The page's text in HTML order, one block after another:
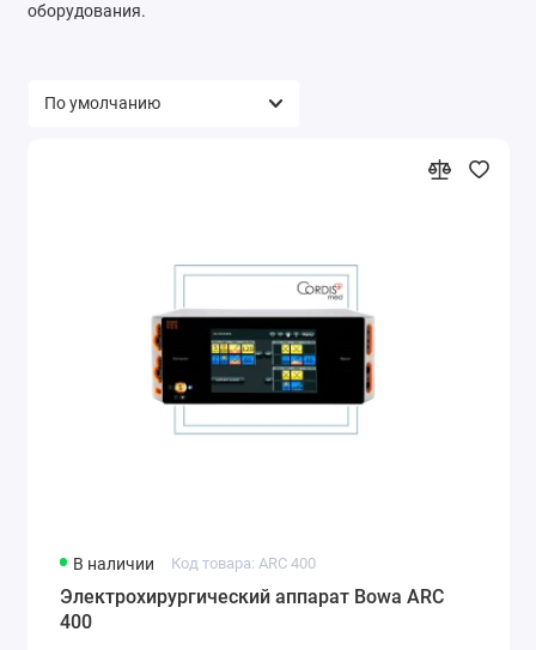
оборудования.
В наличии Код товара: ARC 400
Электрохирургический аппарат Bowa ARC
400